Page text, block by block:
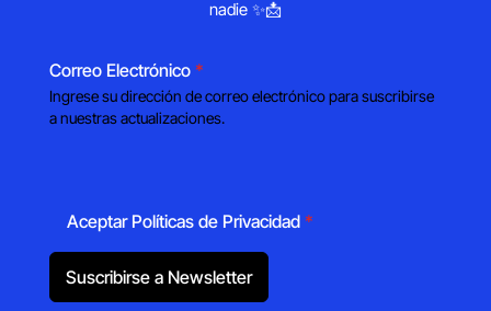
nadie ✨📩
Correo Electrónico *
Ingrese su dirección de correo electrónico para suscribirse
a nuestras actualizaciones.
Aceptar Políticas de Privacidad *
Suscribirse a Newsletter